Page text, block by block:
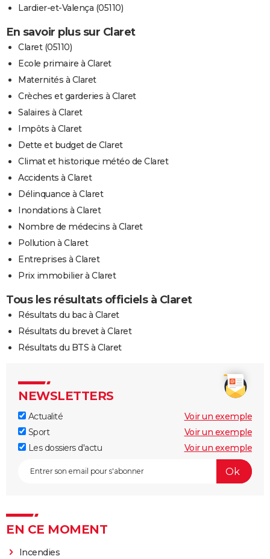
Lardier-et-Valença (05110)
En savoir plus sur Claret
Claret (05110)
Ecole primaire à Claret
Maternités à Claret
Crèches et garderies à Claret
Salaires à Claret
Impôts à Claret
Dette et budget de Claret
Climat et historique météo de Claret
Accidents à Claret
Délinquance à Claret
Inondations à Claret
Nombre de médecins à Claret
Pollution à Claret
Entreprises à Claret
Prix immobilier à Claret
Tous les résultats officiels à Claret
Résultats du bac à Claret
Résultats du brevet à Claret
Résultats du BTS à Claret
NEWSLETTERS
Actualité
Voir un exemple
Sport
Voir un exemple
Les dossiers d'actu
Voir un exemple
EN CE MOMENT
Incendies